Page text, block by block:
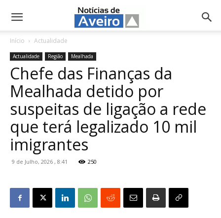
NotíciasdeAveiro.pt
Início Actualidade
Actualidade Região Mealhada
Chefe das Finanças da
Mealhada detido por
suspeitas de ligação a rede
que terá legalizado 10 mil
imigrantes
9 de Julho, 2026 , 8:41 250